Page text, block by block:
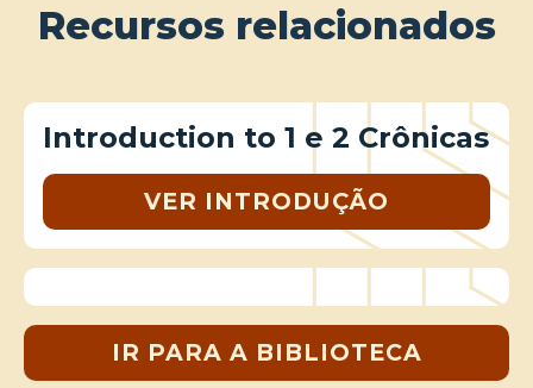
Recursos relacionados
Introduction to 1 e 2 Crônicas
VER INTRODUÇÃO
IR PARA A BIBLIOTECA